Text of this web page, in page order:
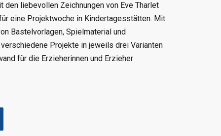
liebevollen Zeichnungen von Eve Tharlet
eine Projektwoche in Kindertagesstätten. Mit
Bastelvorlagen, Spielmaterial und
Projekte in jeweils drei Varianten
für die Erzieherinnen und Erzieher